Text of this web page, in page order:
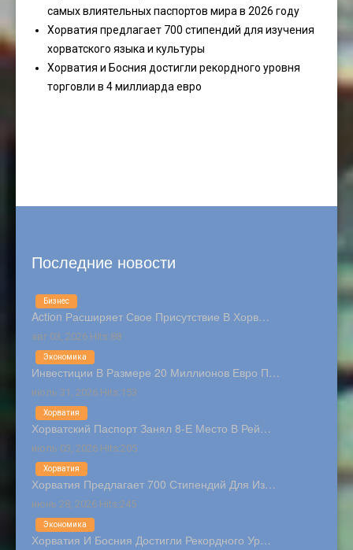
самых влиятельных паспортов мира в 2026 году
Хорватия предлагает 700 стипендий для изучения
хорватского языка и культуры
Хорватия и Босния достигли рекордного уровня
торговли в 4 миллиарда евро
Последние новости
Action Расширяет Свое Присутствие В Хорв…
авг 03, 2026 Hits:88
Бизнес
Инвестиции В Размере 20 Миллионов Евро П…
июль 31, 2026 Hits:153
Экономика
Хорватский Паспорт Занял 8-Е Место В Рей…
июль 03, 2026 Hits:205
Хорватия
Хорватия Предлагает 700 Стипендий Для Из…
июнь 28, 2026 Hits:245
Хорватия
Хорватия И Босния Достигли Рекордного Ур…
Экономика